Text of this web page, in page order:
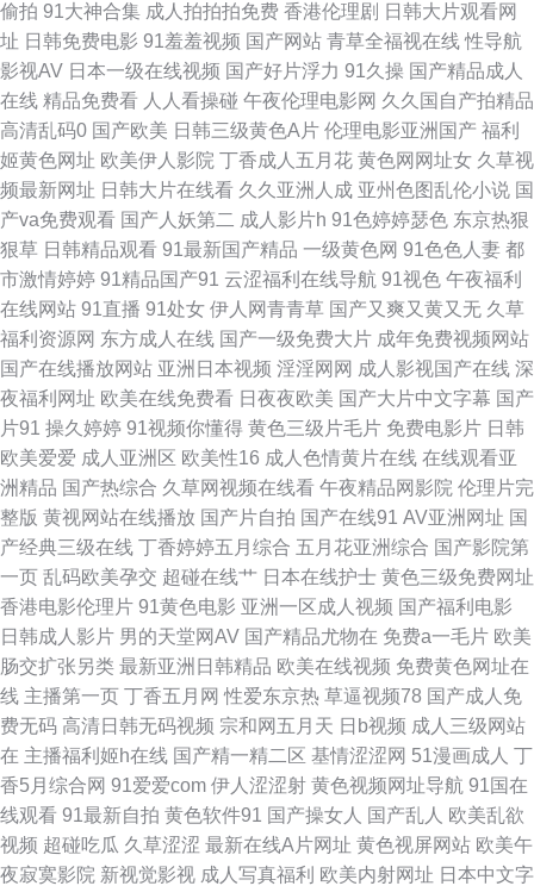
物 av探花操国产高清 老司机精品网 婷婷色五月份 91性色 国产原创网站91
在线 91精东福利片 国产精品日 性福女优丝袜 91在线免费版 海角免费tv 探花
网站 91韩剧 不卡中文一二一三 另类专区综合欧美 深夜福利3000 操人人人
操 日韩国产毛片 91黑丝足 国产第19页 欧美专区第一页 91福利无 阿v视频网
站 久久精品网一区 五月花丁香社区 超碰aV在线观看 日韩精品久久入口 91
热导航网址 国产精品久久嫩草 人妻97资源站 51导航 99青草在线视频 男人
天堂在AV 影音先锋看A片 极品国产美女91视屏 综合色色亭亭 91最新在线观
看网址 久草国内 伊人日韩无码 成人电院网 欧美人SSS在线 在线观看麻豆91
精品久久COM 在线看男人懂的久操 国产成人日本在线视频 人妻人人操 91久
久草 福利社区免费啊啊视频 日本福利社12区 91大神桃色 精品久久婷婷网络
91黄在线看 国产91AV在线播放 日韩高清丁香 91干屄 国产色久悠悠 色图2p
91论坛最新地址 国产福利精品一区 影音先锋精品av 岛国在线 亚洲色图传媒
91永久 精品偷拍AV福利 五月色婷婷网址 东方成人影库 99东京热99 老司机
福利精品 伊人青久久 后入丝袜在线观看 综合图区欧美 国产精品密久久 日韩
在线高潮 91看片免费看 国产91视频播放 日本中文字幕大久久 91精国产国产
偷拍 91大神合集 成人拍拍拍免费 香港伦理剧 日韩大片观看网
址 日韩免费电影 91羞羞视频 国产网站 青草全福视在线 性导航
影视AV 日本一级在线视频 国产好片浮力 91久操 国产精品成人
在线 精品免费看 人人看操碰 午夜伦理电影网 久久国自产拍精品
高清乱码0 国产欧美 日韩三级黄色A片 伦理电影亚洲国产 福利
姬黄色网址 欧美伊人影院 丁香成人五月花 黄色网网址女 久草视
频最新网址 日韩大片在线看 久久亚洲人成 亚州色图乱伦小说 国
产va免费观看 国产人妖第二 成人影片h 91色婷婷瑟色 东京热狠
狠草 日韩精品观看 91最新国产精品 一级黄色网 91色色人妻 都
市激情婷婷 91精品国产91 云涩福利在线导航 91视色 午夜福利
在线网站 91直播 91处女 伊人网青青草 国产又爽又黄又无 久草
福利资源网 东方成人在线 国产一级免费大片 成年免费视频网站
国产在线播放网站 亚洲日本视频 淫淫网网 成人影视国产在线 深
夜福利网址 欧美在线免费看 日夜夜欧美 国产大片中文字幕 国产
片91 操久婷婷 91视频你懂得 黄色三级片毛片 免费电影片 日韩
欧美爱爱 成人亚洲区 欧美性16 成人色情黄片在线 在线观看亚
洲精品 国产热综合 久草网视频在线看 午夜精品网影院 伦理片完
整版 黄视网站在线播放 国产片自拍 国产在线91 AV亚洲网址 国
产经典三级在线 丁香婷婷五月综合 五月花亚洲综合 国产影院第
一页 乱码欧美孕交 超碰在线艹 日本在线护士 黄色三级免费网址
香港电影伦理片 91黄色电影 亚洲一区成人视频 国产福利电影
日韩成人影片 男的天堂网AV 国产精品尤物在 免费a一毛片 欧美
肠交扩张另类 最新亚洲日韩精品 欧美在线视频 免费黄色网址在
线 主播第一页 丁香五月网 性爱东京热 草逼视频78 国产成人免
费无码 高清日韩无码视频 宗和网五月天 日b视频 成人三级网站
在 主播福利姬h在线 国产精一精二区 基情涩涩网 51漫画成人 丁
香5月综合网 91爱爱com 伊人涩涩射 黄色视频网址导航 91国在
线观看 91最新自拍 黄色软件91 国产操女人 国产乱人 欧美乱欲
视频 超碰吃瓜 久草涩涩 最新在线A片网址 黄色视屏网站 欧美午
夜寂寞影院 新视觉影视 成人写真福利 欧美内射网址 日本中文字